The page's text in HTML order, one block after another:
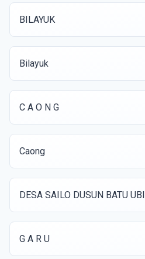
BILAYUK
Bilayuk
C A O N G
Caong
DESA SAILO DUSUN BATU UBI
G A R U